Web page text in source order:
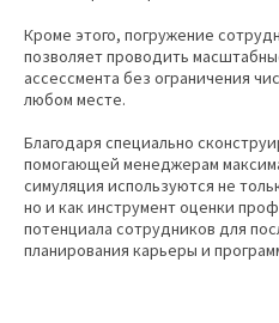
Кроме этого, погружение
позволяет проводить
ассессмента без ограничения
любом месте.
Благодаря специально
помогающей менеджерам
симуляция используются не
но и как инструмент оценки
потенциала сотрудников для
планирования карьеры и